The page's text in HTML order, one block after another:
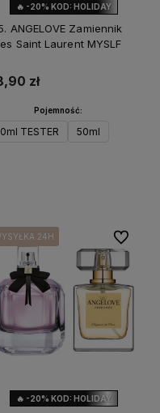
🔥 -20% KOD: HOLIDAY
ANGELOVE Zamiennik
Saint Laurent MYSLF
zł
Pojemność:
TESTER 50ml
🔥 -20% KOD: HOLIDAY
24H
24H
24H Do